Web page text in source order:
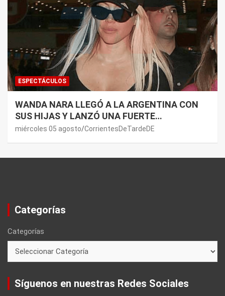
ESPECTÁCULOS
WANDA NARA LLEGÓ A LA ARGENTINA CON
SUS HIJAS Y LANZÓ UNA FUERTE
PREMONICIÓN SOBRE MAURO ICARDI
miércoles 05 agosto CorrientesDeTardeDE
Categorías
Categorías
Síguenos en nuestras Redes Sociales